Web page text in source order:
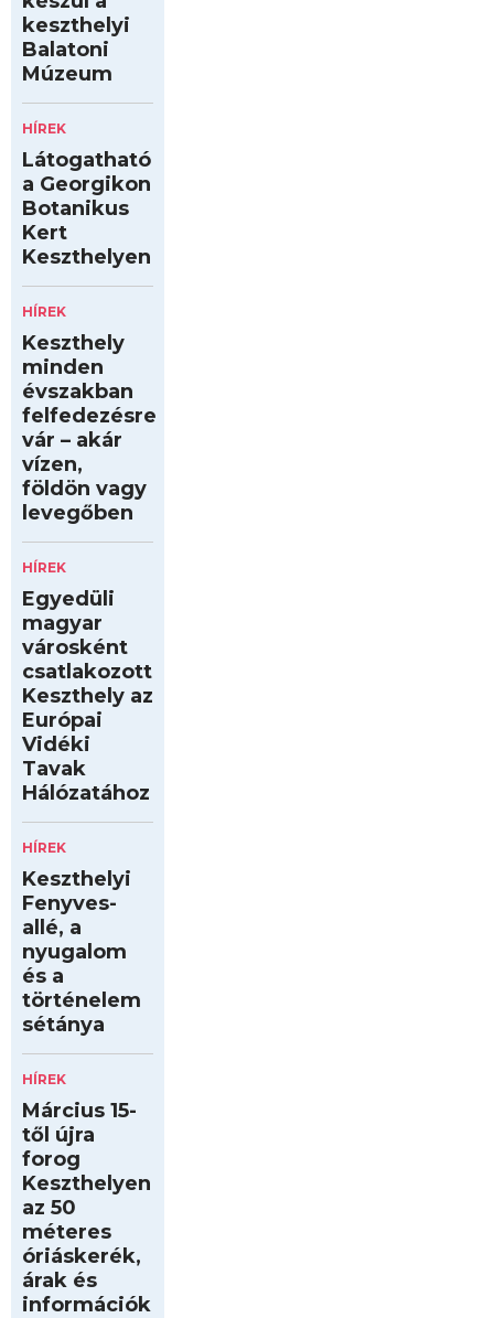
keszthelyi
Balatoni
Múzeum
HÍREK
Látogatható
a Georgikon
Botanikus
Kert
Keszthelyen
HÍREK
Keszthely
minden
évszakban
felfedezésre
vár – akár
vízen,
földön vagy
levegőben
HÍREK
Egyedüli
magyar
városként
csatlakozott
Keszthely az
Európai
Vidéki
Tavak
Hálózatához
HÍREK
Keszthelyi
Fenyves-
allé, a
nyugalom
és a
történelem
sétánya
HÍREK
Március 15-
től újra
forog
Keszthelyen
az 50
méteres
óriáskerék,
árak és
információk